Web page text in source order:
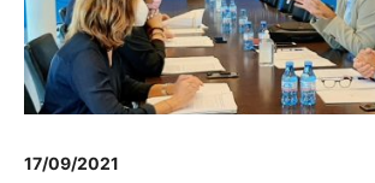
17/09/2021